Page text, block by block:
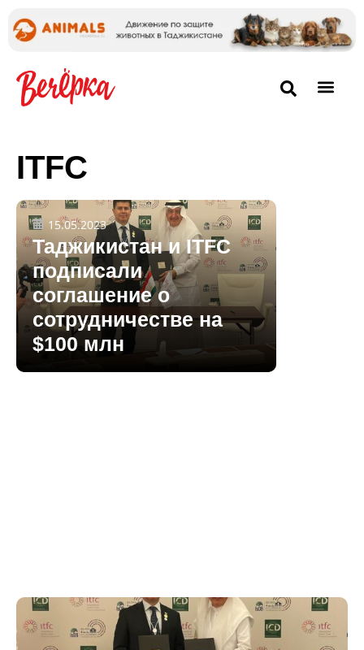
ITFC
15.05.2023
Таджикистан и ITFC
подписали
соглашение о
сотрудничестве на
$100 млн